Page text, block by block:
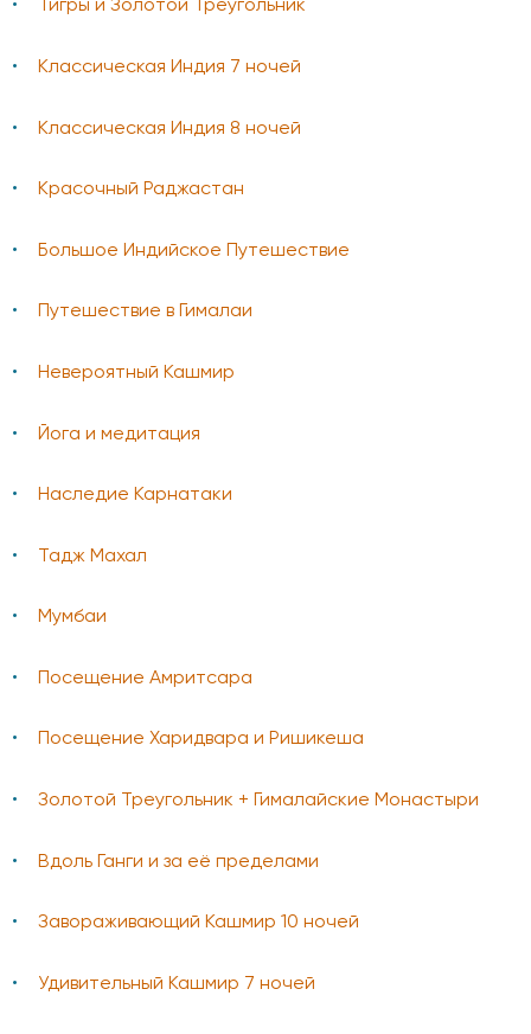
Тигры и Золотой Треугольник
Классическая Индия 7 ночей
Классическая Индия 8 ночей
Красочный Раджастан
Большое Индийское Путешествие
Путешествие в Гималаи
Невероятный Кашмир
Йога и медитация
Наследие Карнатаки
Тадж Махал
Мумбаи
Посещение Амритсара
Посещение Харидвара и Ришикеша
Золотой Треугольник + Гималайские Монастыри
Вдоль Ганги и за её пределами
Завораживающий Кашмир 10 ночей
Удивительный Кашмир 7 ночей